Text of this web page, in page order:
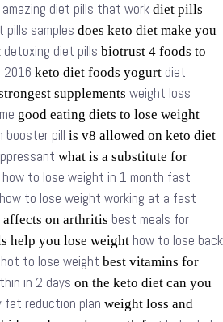
amazing diet pills that work diet pills
pills samples does keto diet make you
detoxing diet pills biotrust 4 foods to
keto diet foods yogurt diet
supplements weight loss
good eating diets to lose weight
booster pill is v8 allowed on keto diet
what is a substitute for
how to lose weight in 1 month fast
how to lose weight working at a fast
on arthritis best meals for
help you lose weight how to lose back
hot to lose weight best vitamins for
in 2 days on the keto diet can you
fat reduction plan weight loss and